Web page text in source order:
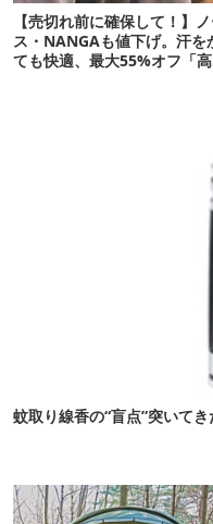
【売切れ前に確保して！】
ス・NANGAも値下げ。汗を
ても快適、最大55%オフ「高
蚊取り線香の“盲点”突いて